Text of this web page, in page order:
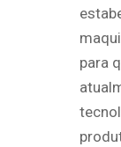
para